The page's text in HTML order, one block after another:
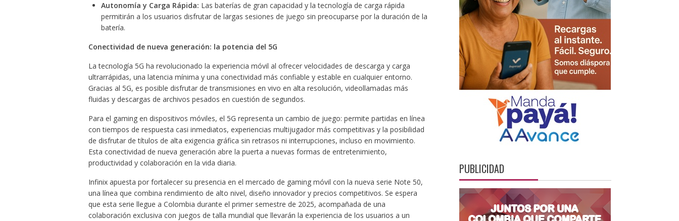
Autonomía y Carga Rápida: Las baterías de gran capacidad y la tecnología de carga rápida
permitirán a los usuarios disfrutar de largas sesiones de juego sin preocuparse por la duración de la
batería.
Conectividad de nueva generación: la potencia del 5G
La tecnología 5G ha revolucionado la experiencia móvil al ofrecer velocidades de descarga y carga
ultrarrápidas, una latencia mínima y una conectividad más confiable y estable en cualquier entorno.
Gracias al 5G, es posible disfrutar de transmisiones en vivo en alta resolución, videollamadas más
fluidas y descargas de archivos pesados en cuestión de segundos.
Para el gaming en dispositivos móviles, el 5G representa un cambio de juego: permite partidas en línea
con tiempos de respuesta casi inmediatos, experiencias multijugador más competitivas y la posibilidad
de disfrutar de títulos de alta exigencia gráfica sin retrasos ni interrupciones, incluso en movimiento.
Esta conectividad de nueva generación abre la puerta a nuevas formas de entretenimiento,
productividad y colaboración en la vida diaria.
Infinix apuesta por fortalecer su presencia en el mercado de gaming móvil con la nueva serie Note 50,
una línea que combina rendimiento de alto nivel, diseño innovador y precios competitivos. Se espera
que esta serie llegue a Colombia durante el primer semestre de 2025, acompañada de una
colaboración exclusiva con juegos de talla mundial que llevarán la experiencia de los usuarios a un
PUBLICIDAD